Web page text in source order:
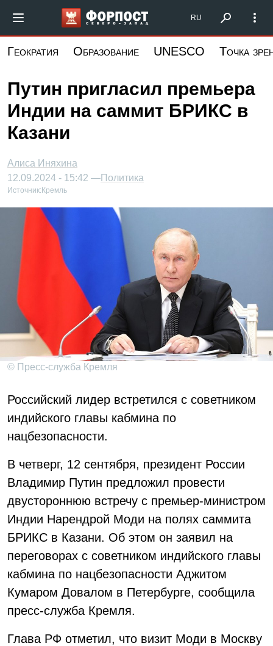
основному
Форпост Северо-Запад
RU
Геократия Образование UNESCO Точка
Путин пригласил премьера
Индии на саммит БРИКС в
Казани
Алиса Иняхина
12.09.2024 - 15:42 —Политика
Источник: Кремль
© Пресс-служба Кремля
Российский лидер встретился с советником
индийского главы кабмина по
нацбезопасности.
В четверг, 12 сентября, президент России
Владимир Путин предложил провести
двустороннюю встречу с премьер-министром
Индии Нарендрой Моди на полях саммита
БРИКС в Казани. Об этом он заявил на
переговорах с советником индийского главы
кабмина по нацбезопасности Аджитом
Кумаром Довалом в Петербурге, сообщила
пресс-служба Кремля.
Глава РФ отметил, что визит Моди в Москву